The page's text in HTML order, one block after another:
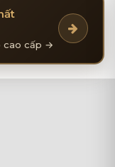
cao cấp →